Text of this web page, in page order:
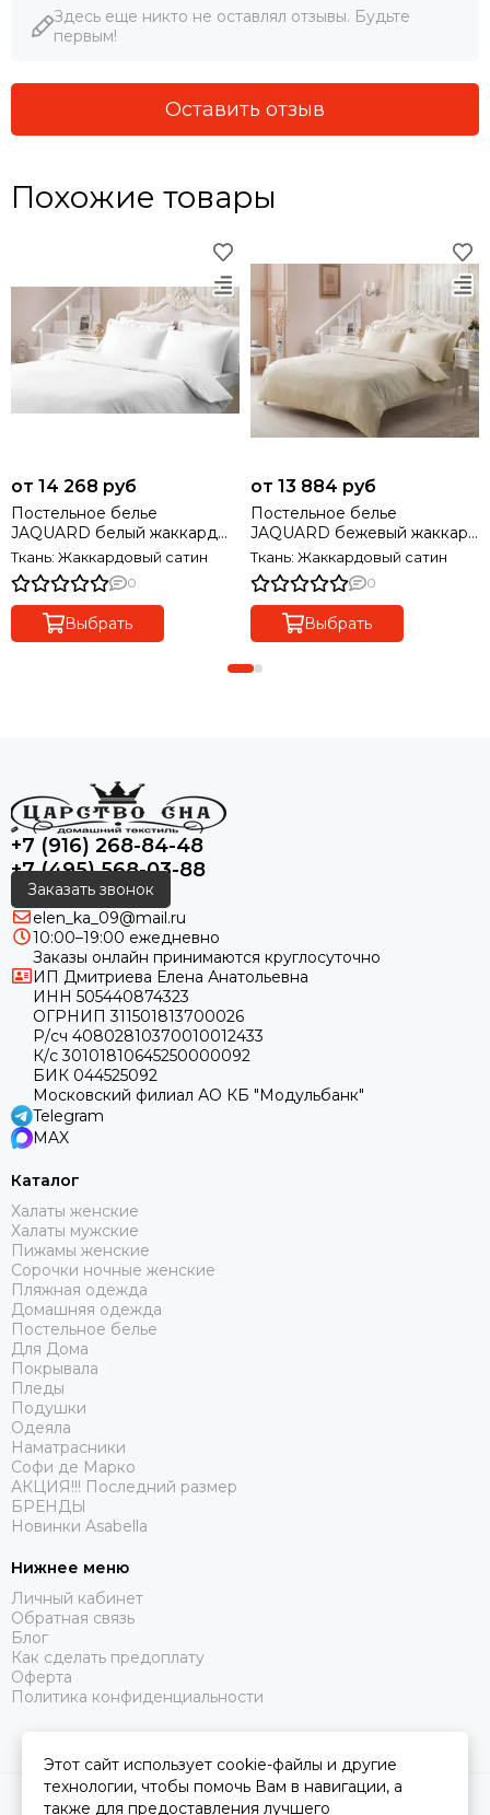
Здесь еще никто не оставлял отзывы. Будьте
первым!
Оставить отзыв
Похожие товары
от 14 268 руб
Постельное белье
JAQUARD белый жаккард
deluxe TIVOLYO HOME
Турция
Ткань: Жаккардовый сатин
0
Выбрать
от 13 884 руб
Постельное белье
JAQUARD бежевый жаккард
deluxe TIVOLYO HOME
Турция
Ткань: Жаккардовый сатин
0
Выбрать
+7 (916) 268-84-48
+7 (495) 568-03-88
Заказать звонок
elen_ka_09@mail.ru
10:00–19:00 ежедневно
Заказы онлайн принимаются круглосуточно
ИП Дмитриева Елена Анатольевна
ИНН 505440874323
ОГРНИП 311501813700026
Р/сч 40802810370010012433
К/с 30101810645250000092
БИК 044525092
Московский филиал АО КБ "Модульбанк"
Telegram
MAX
Каталог
Халаты женские
Халаты мужские
Пижамы женские
Сорочки ночные женские
Пляжная одежда
Домашняя одежда
Постельное белье
Для Дома
Покрывала
Пледы
Подушки
Одеяла
Наматрасники
Софи де Марко
АКЦИЯ!!! Последний размер
БРЕНДЫ
Новинки Asabella
Нижнее меню
Личный кабинет
Обратная связь
Блог
Как сделать предоплату
Оферта
Политика конфиденциальности
2026 © Царство Сна.Карта сайта
Этот сайт использует cookie-файлы и другие
технологии, чтобы помочь Вам в навигации, а
также для предоставления лучшего